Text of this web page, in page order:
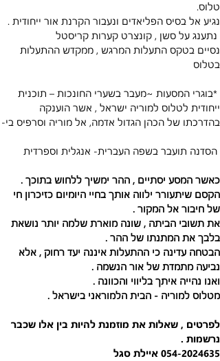
טלוס.
נגיע אל בסיס הפליאדים ונעבור הקרנת אור ייחודית .
נסיים בטקס התעלות המרגש , ממקדש ההתעלות
בטלוס
*בוגרי המסעות ~מעבר בשערי החונכות – תוכנית
ייחודית לטלוס למוריה ישראל , אשר הוענקה
בהדרכתו של הכהן הגדול אדמה, אל מוריה וסרפיס בי-
כאשר המסע יסתיים , ההר ימשיך ללחוש בתוכך .
הקסם שיתעורר ילווה אותך בחיי היומיום כזיכרון חי
של חיבור אל המקור .
את תשובי הביתה , שונה מוארת שלמה יותר נושאת
בלבך את המתנתו של ההר .
הבטחה עדינה כי ההתעלות איננה יעד רחוק , אלא
נביעה מתמדת של אור הנשמה .
ואנו נהייה איתך בליווי והכוונה .
מטלוס למוריה - הבית הלמוראני בישראל .
לפרטים , שאלות את מוזמנת להיות בין אלו שכבר
נרשמות .
054-2024635 איילת סגל